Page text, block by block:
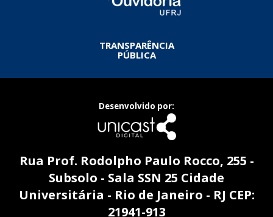
TRANSPARÊNCIA
PÚBLICA
Desenvolvido por:
Rua Prof. Rodolpho Paulo Rocco, 255 -
Subsolo - Sala SSN 25 Cidade
Universitária - Rio de Janeiro - RJ CEP:
21941-913